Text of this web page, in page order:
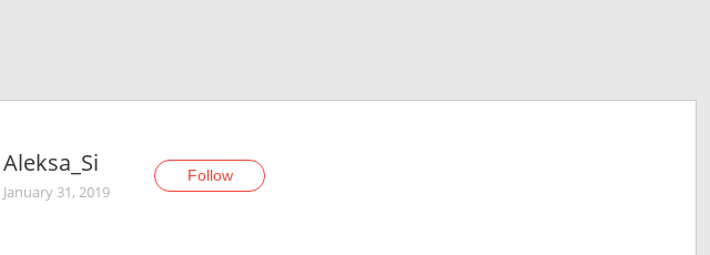
Aleksa_Si
January 31, 2019
Follow